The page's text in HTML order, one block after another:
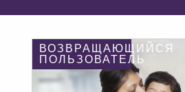
ВОЗВРАЩАЮЩИЙСЯ
ПОЛЬЗОВАТЕЛЬ